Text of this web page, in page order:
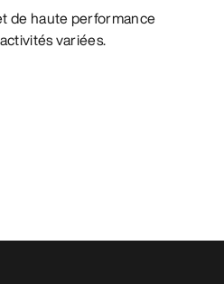
de haute performance
variées.